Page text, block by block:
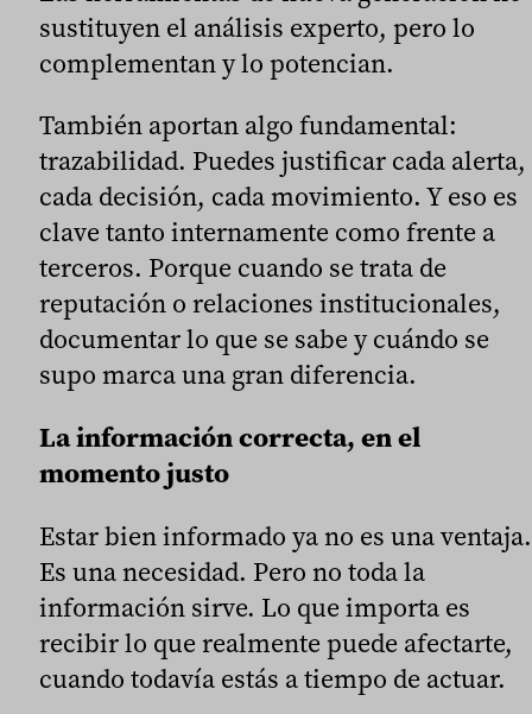
sustituyen el análisis experto, pero lo
complementan y lo potencian.
También aportan algo fundamental:
trazabilidad. Puedes justificar cada alerta,
cada decisión, cada movimiento. Y eso es
clave tanto internamente como frente a
terceros. Porque cuando se trata de
reputación o relaciones institucionales,
documentar lo que se sabe y cuándo se
supo marca una gran diferencia.
La información correcta, en el
momento justo
Estar bien informado ya no es una ventaja.
Es una necesidad. Pero no toda la
información sirve. Lo que importa es
recibir lo que realmente puede afectarte,
cuando todavía estás a tiempo de actuar.